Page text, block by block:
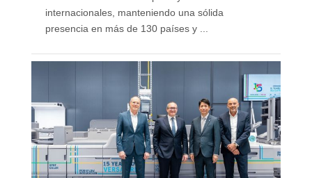
internacionales, manteniendo una sólida
presencia en más de 130 países y ...